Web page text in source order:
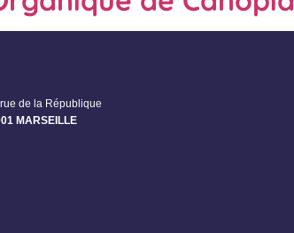
de la République
MARSEILLE